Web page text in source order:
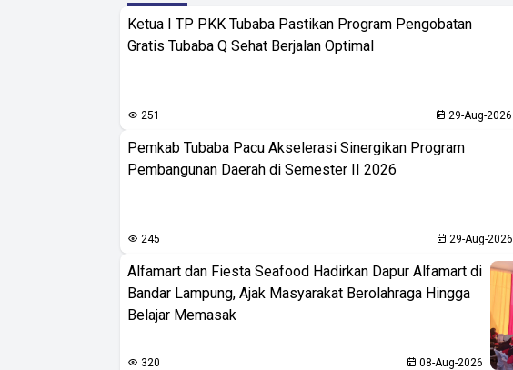
Ketua I TP PKK Tubaba Pastikan Program Pengobatan
Gratis Tubaba Q Sehat Berjalan Optimal
251 29-Aug-2026
Pemkab Tubaba Pacu Akselerasi Sinergikan Program
Pembangunan Daerah di Semester II 2026
245 29-Aug-2026
Alfamart dan Fiesta Seafood Hadirkan Dapur Alfamart di
Bandar Lampung, Ajak Masyarakat Berolahraga Hingga
Belajar Memasak
320 08-Aug-2026